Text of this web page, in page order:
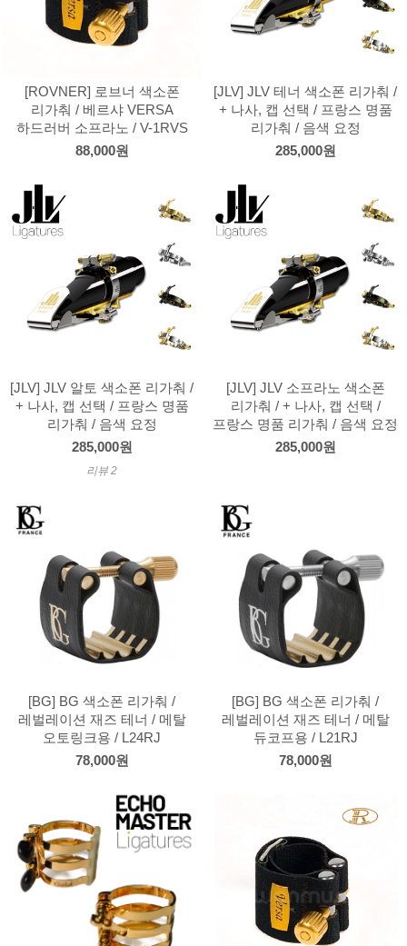
[ROVNER] 로브너 색소폰
리가춰 / 베르샤 VERSA
하드러버 소프라노 / V-1RVS
88,000원
[JLV] JLV 테너 색소폰 리가춰 /
+ 나사, 캡 선택 / 프랑스 명품
리가춰 / 음색 요정
285,000원
[JLV] JLV 알토 색소폰 리가춰 /
+ 나사, 캡 선택 / 프랑스 명품
리가춰 / 음색 요정
285,000원
리뷰 2
[JLV] JLV 소프라노 색소폰
리가춰 / + 나사, 캡 선택 /
프랑스 명품 리가춰 / 음색 요정
285,000원
[BG] BG 색소폰 리가춰 /
레벌레이션 재즈 테너 / 메탈
오토링크용 / L24RJ
78,000원
[BG] BG 색소폰 리가춰 /
레벌레이션 재즈 테너 / 메탈
듀코프용 / L21RJ
78,000원